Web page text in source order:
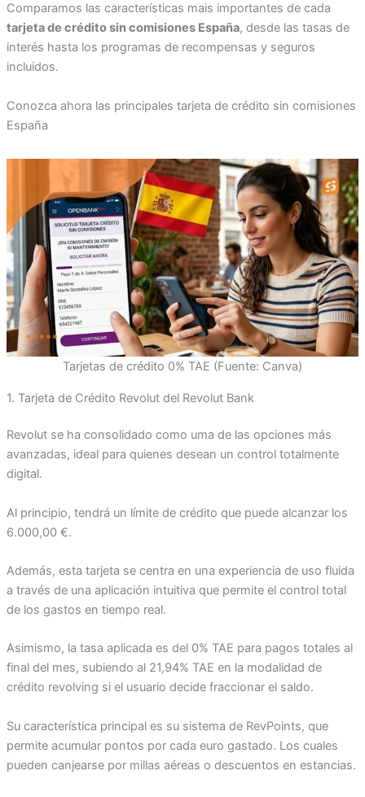
Comparamos las características mais importantes de cada
tarjeta de crédito sin comisiones España, desde las tasas de
interés hasta los programas de recompensas y seguros
incluidos.
Conozca ahora las principales tarjeta de crédito sin comisiones
España
Tarjetas de crédito 0% TAE (Fuente: Canva)
1. Tarjeta de Crédito Revolut del Revolut Bank
Revolut se ha consolidado como uma de las opciones más
avanzadas, ideal para quienes desean un control totalmente
digital.
Al principio, tendrá un límite de crédito que puede alcanzar los
6.000,00 €.
Además, esta tarjeta se centra en una experiencia de uso fluida
a través de una aplicación intuitiva que permite el control total
de los gastos en tiempo real.
Asimismo, la tasa aplicada es del 0% TAE para pagos totales al
final del mes, subiendo al 21,94% TAE en la modalidad de
crédito revolving si el usuario decide fraccionar el saldo.
Su característica principal es su sistema de RevPoints, que
permite acumular pontos por cada euro gastado. Los cuales
pueden canjearse por millas aéreas o descuentos en estancias.